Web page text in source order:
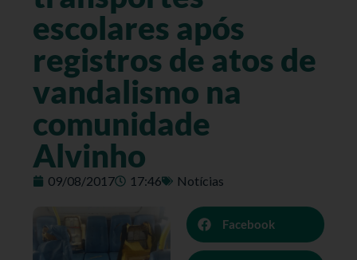
escolares após
registros de atos de
vandalismo na
comunidade
Alvinho
09/08/2017 17:46 Notícias
Facebook